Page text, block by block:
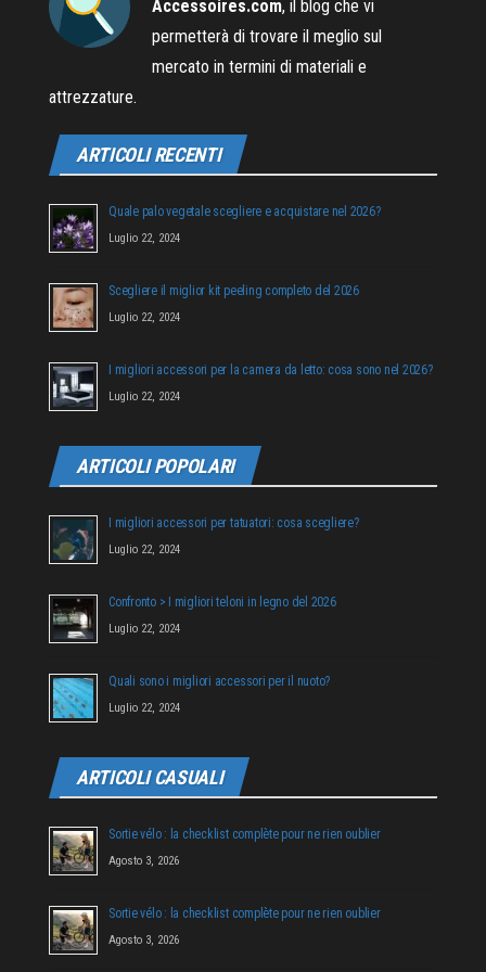
Accessoires.com, il blog che vi
permetterà di trovare il meglio sul
mercato in termini di materiali e
attrezzature.
ARTICOLI RECENTI
Quale palo vegetale scegliere e acquistare nel 2026?
Luglio 22, 2024
Scegliere il miglior kit peeling completo del 2026
Luglio 22, 2024
I migliori accessori per la camera da letto: cosa sono nel 2026?
Luglio 22, 2024
ARTICOLI POPOLARI
I migliori accessori per tatuatori: cosa scegliere?
Luglio 22, 2024
Confronto > I migliori teloni in legno del 2026
Luglio 22, 2024
Quali sono i migliori accessori per il nuoto?
Luglio 22, 2024
ARTICOLI CASUALI
Sortie vélo : la checklist complète pour ne rien oublier
Agosto 3, 2026
Sortie vélo : la checklist complète pour ne rien oublier
Agosto 3, 2026